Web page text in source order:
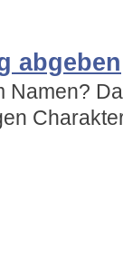
abgeben
Namen?